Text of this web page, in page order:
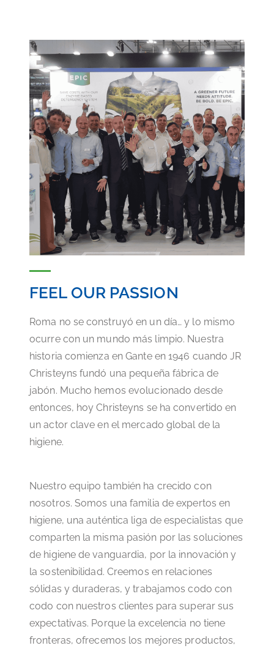
FEEL OUR PASSION
Roma no se construyó en un día… y lo mismo
ocurre con un mundo más limpio. Nuestra
historia comienza en Gante en 1946 cuando JR
Christeyns fundó una pequeña fábrica de
jabón. Mucho hemos evolucionado desde
entonces, hoy Christeyns se ha convertido en
un actor clave en el mercado global de la
higiene.
Nuestro equipo también ha crecido con
nosotros. Somos una familia de expertos en
higiene, una auténtica liga de especialistas que
comparten la misma pasión por las soluciones
de higiene de vanguardia, por la innovación y
la sostenibilidad. Creemos en relaciones
sólidas y duraderas, y trabajamos codo con
codo con nuestros clientes para superar sus
expectativas. Porque la excelencia no tiene
fronteras, ofrecemos los mejores productos,